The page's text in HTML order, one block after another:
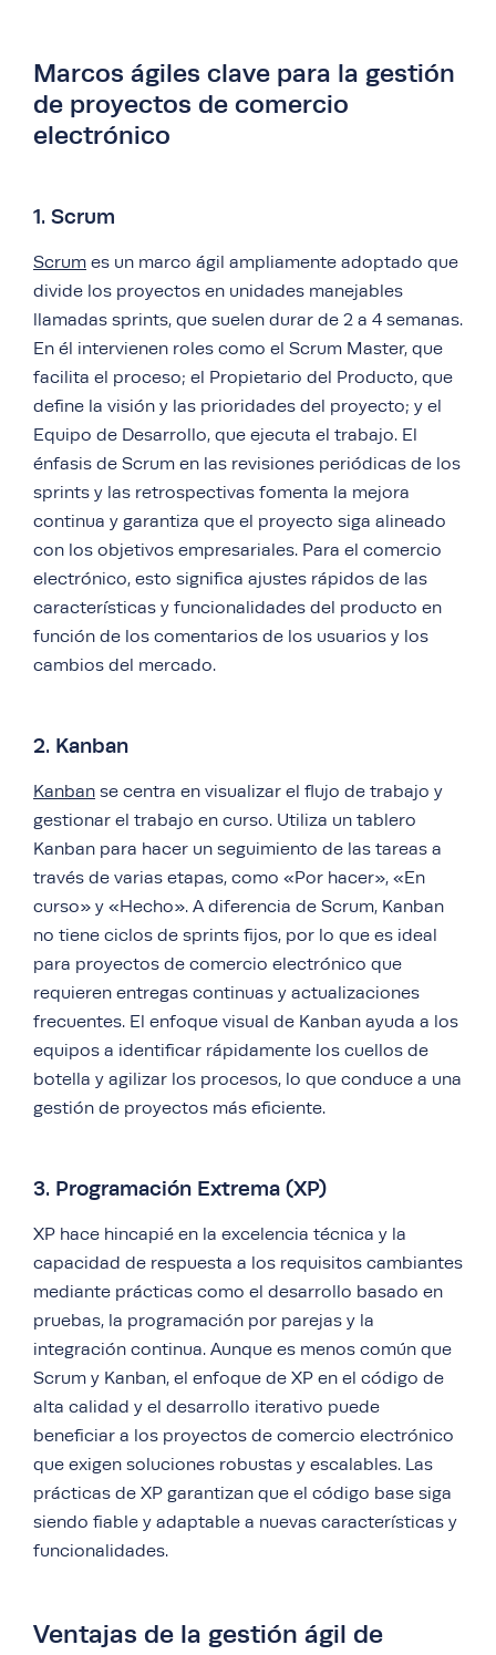
Marcos ágiles clave para la gestión
de proyectos de comercio
electrónico
1. Scrum
Scrum es un marco ágil ampliamente adoptado que
divide los proyectos en unidades manejables
llamadas sprints, que suelen durar de 2 a 4 semanas.
En él intervienen roles como el Scrum Master, que
facilita el proceso; el Propietario del Producto, que
define la visión y las prioridades del proyecto; y el
Equipo de Desarrollo, que ejecuta el trabajo. El
énfasis de Scrum en las revisiones periódicas de los
sprints y las retrospectivas fomenta la mejora
continua y garantiza que el proyecto siga alineado
con los objetivos empresariales. Para el comercio
electrónico, esto significa ajustes rápidos de las
características y funcionalidades del producto en
función de los comentarios de los usuarios y los
cambios del mercado.
2. Kanban
Kanban se centra en visualizar el flujo de trabajo y
gestionar el trabajo en curso. Utiliza un tablero
Kanban para hacer un seguimiento de las tareas a
través de varias etapas, como «Por hacer», «En
curso» y «Hecho». A diferencia de Scrum, Kanban
no tiene ciclos de sprints fijos, por lo que es ideal
para proyectos de comercio electrónico que
requieren entregas continuas y actualizaciones
frecuentes. El enfoque visual de Kanban ayuda a los
equipos a identificar rápidamente los cuellos de
botella y agilizar los procesos, lo que conduce a una
gestión de proyectos más eficiente.
3. Programación Extrema (XP)
XP hace hincapié en la excelencia técnica y la
capacidad de respuesta a los requisitos cambiantes
mediante prácticas como el desarrollo basado en
pruebas, la programación por parejas y la
integración continua. Aunque es menos común que
Scrum y Kanban, el enfoque de XP en el código de
alta calidad y el desarrollo iterativo puede
beneficiar a los proyectos de comercio electrónico
que exigen soluciones robustas y escalables. Las
prácticas de XP garantizan que el código base siga
siendo fiable y adaptable a nuevas características y
funcionalidades.
Ventajas de la gestión ágil de